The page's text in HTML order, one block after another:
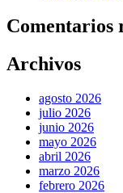
Comentarios
Archivos
agosto 2026
julio 2026
junio 2026
mayo 2026
abril 2026
marzo 2026
febrero 2026